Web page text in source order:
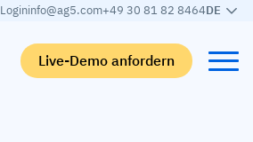
Logininfo@ag5.com+49 30 81 82 8464DE
Live-Demo anfordern